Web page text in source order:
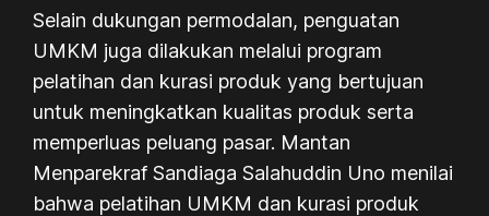
Selain dukungan permodalan, penguatan
UMKM juga dilakukan melalui program
pelatihan dan kurasi produk yang bertujuan
untuk meningkatkan kualitas produk serta
memperluas peluang pasar. Mantan
Menparekraf Sandiaga Salahuddin Uno menilai
bahwa pelatihan UMKM dan kurasi produk